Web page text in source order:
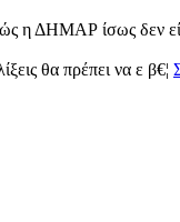
η ΔΗΜΑΡ ίσως δεν
θα πρέπει να ε β€¦